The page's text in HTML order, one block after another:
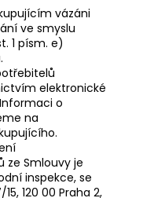
vázáni
ve smyslu
1 písm. e)
elektronické
o
na
ze Smlouvy je
inspekce, se
120 00 Praha 2,